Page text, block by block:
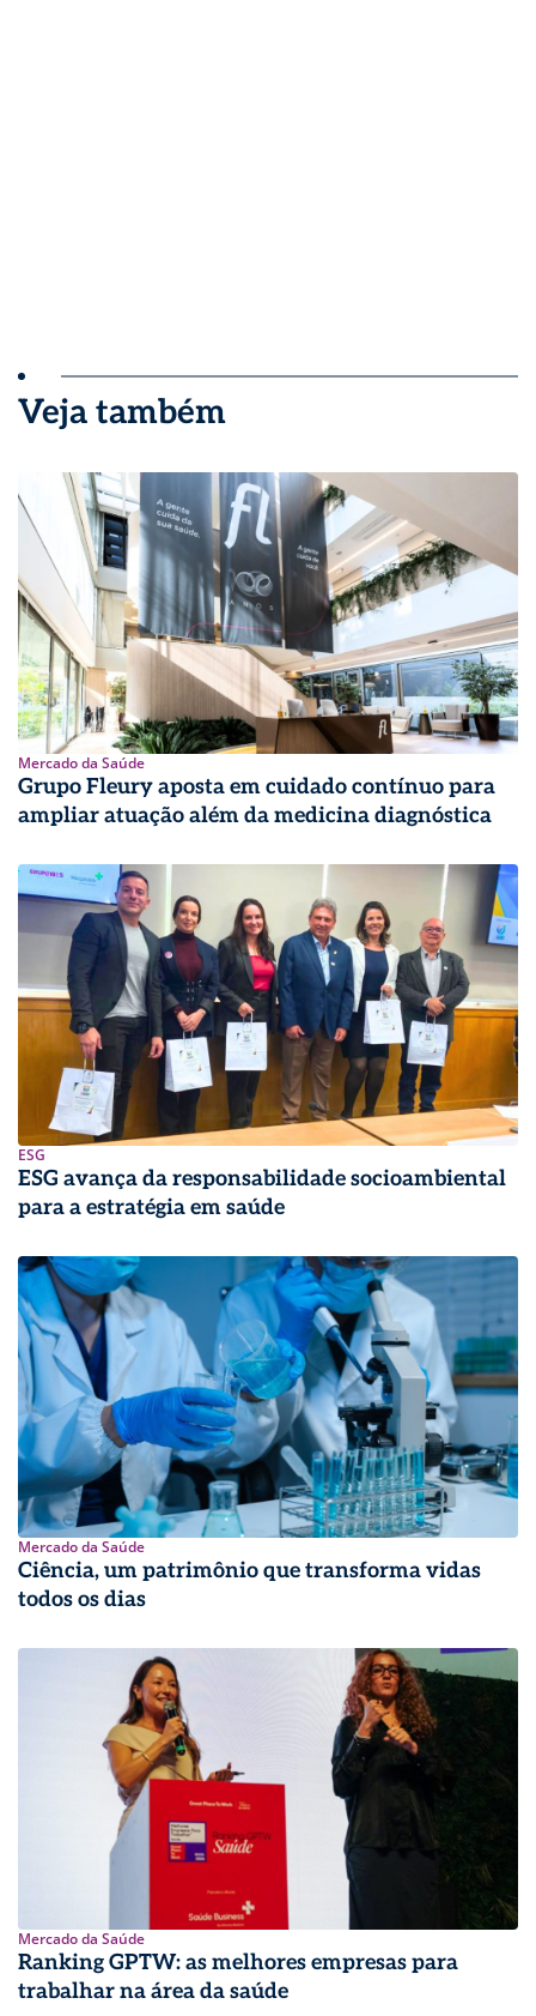
Veja também
Mercado da Saúde
Grupo Fleury aposta em cuidado contínuo para
ampliar atuação além da medicina diagnóstica
ESG
ESG avança da responsabilidade socioambiental
para a estratégia em saúde
Mercado da Saúde
Ciência, um patrimônio que transforma vidas
todos os dias
Mercado da Saúde
Ranking GPTW: as melhores empresas para
trabalhar na área da saúde